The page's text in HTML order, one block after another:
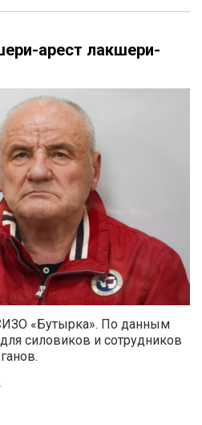
арест лакшери-
«Бутырка». По данным
силовиков и сотрудников